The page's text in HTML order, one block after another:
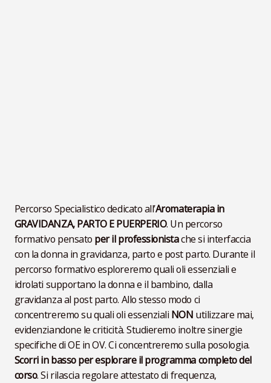
Percorso Specialistico dedicato all’Aromaterapia in
GRAVIDANZA, PARTO E PUERPERIO. Un percorso
formativo pensato per il professionistache si interfaccia
con la donna in gravidanza, parto e post parto. Durante il
percorso formativo esploreremo quali oli essenziali e
idrolati supportano la donna e il bambino, dalla
gravidanza al post parto. Allo stesso modo ci
concentreremo su quali oli essenziali NON utilizzare mai,
evidenziandone le criticità. Studieremo inoltre sinergie
specifiche di OE in OV. Ci concentreremo sulla posologia.
Scorri in basso per esplorare il programma completo del
corso. Si rilascia regolare attestato di frequenza,